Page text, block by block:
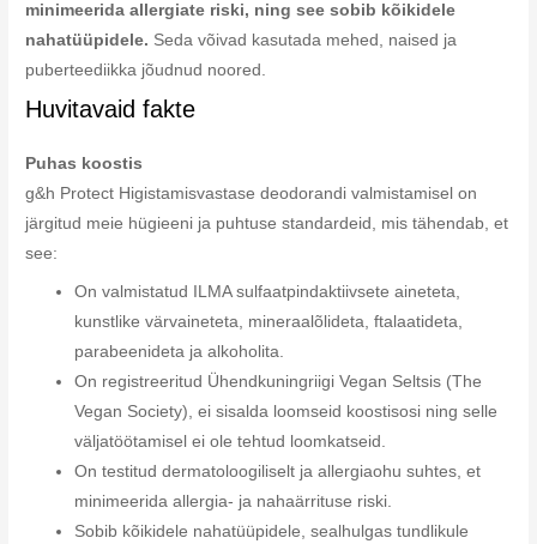
minimeerida allergiate riski, ning see sobib kõikidele
nahatüüpidele. Seda võivad kasutada mehed, naised ja
puberteediikka jõudnud noored.
Huvitavaid fakte
Puhas koostis
g&h Protect Higistamisvastase deodorandi valmistamisel on
järgitud meie hügieeni ja puhtuse standardeid, mis tähendab, et
see:
On valmistatud ILMA sulfaatpindaktiivsete aineteta,
kunstlike värvaineteta, mineraalõlideta, ftalaatideta,
parabeenideta ja alkoholita.
On registreeritud Ühendkuningriigi Vegan Seltsis (The
Vegan Society), ei sisalda loomseid koostisosi ning selle
väljatöötamisel ei ole tehtud loomkatseid.
On testitud dermatoloogiliselt ja allergiaohu suhtes, et
minimeerida allergia- ja nahaärrituse riski.
Sobib kõikidele nahatüüpidele, sealhulgas tundlikule